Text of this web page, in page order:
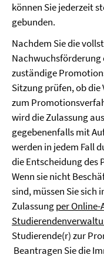
können Sie jederzeit
gebunden.
Nachdem Sie die
zuständige
Sitzung prüfen, ob
zum
wird die Zulassung
gegebenenfalls mit
werden in jedem Fall
die Entscheidung des
Wenn sie nicht
sind, müssen Sie sich
Zulassungper
Studierende(r) zur
Beantragen Sie die